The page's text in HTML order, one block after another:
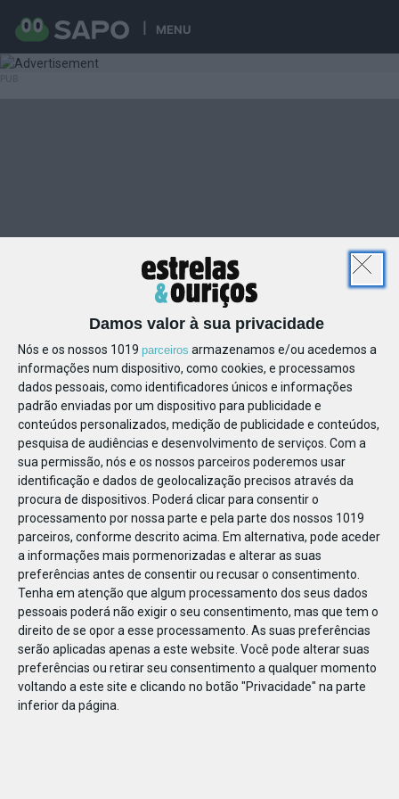
MENU
Damos valor à sua privacidade
Nós e os nossos 1019 parceiros armazenamos e/ou acedemos a
informações num dispositivo, como cookies, e processamos
dados pessoais, como identificadores únicos e informações
padrão enviadas por um dispositivo para publicidade e
conteúdos personalizados, medição de publicidade e conteúdos,
pesquisa de audiências e desenvolvimento de serviços. Com a
sua permissão, nós e os nossos parceiros poderemos usar
identificação e dados de geolocalização precisos através da
procura de dispositivos. Poderá clicar para consentir o
processamento por nossa parte e pela parte dos nossos 1019
parceiros, conforme descrito acima. Em alternativa, pode aceder
a informações mais pormenorizadas e alterar as suas
preferências antes de consentir ou recusar o consentimento.
Tenha em atenção que algum processamento dos seus dados
pessoais poderá não exigir o seu consentimento, mas que tem o
direito de se opor a esse processamento. As suas preferências
serão aplicadas apenas a este website. Você pode alterar suas
preferências ou retirar seu consentimento a qualquer momento
voltando a este site e clicando no botão "Privacidade" na parte
inferior da página.
493641219258004